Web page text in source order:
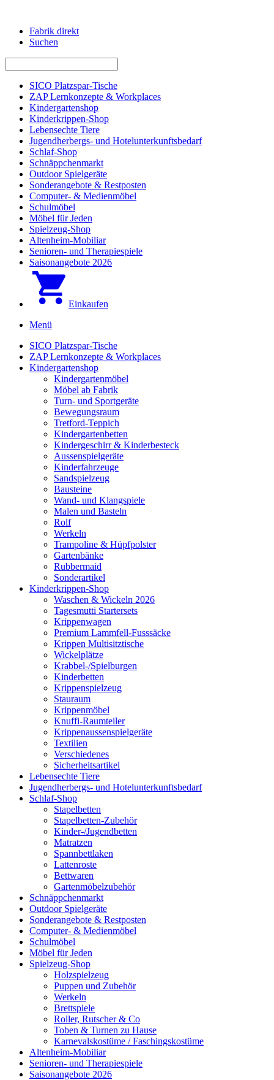
Fabrik direkt
Suchen
SICO Platzspar-Tische
ZAP Lernkonzepte & Workplaces
Kindergartenshop
Kinderkrippen-Shop
Lebensechte Tiere
Jugendherbergs- und Hotelunterkunftsbedarf
Schlaf-Shop
Schnäppchenmarkt
Outdoor Spielgeräte
Sonderangebote & Restposten
Computer- & Medienmöbel
Schulmöbel
Möbel für Jeden
Spielzeug-Shop
Altenheim-Mobiliar
Senioren- und Therapiespiele
Saisonangebote 2026
Einkaufen
Menü
SICO Platzspar-Tische
ZAP Lernkonzepte & Workplaces
Kindergartenshop
Kindergartenmöbel
Möbel ab Fabrik
Turn- und Sportgeräte
Bewegungsraum
Tretford-Teppich
Kindergartenbetten
Kindergeschirr & Kinderbesteck
Aussenspielgeräte
Kinderfahrzeuge
Sandspielzeug
Bausteine
Wand- und Klangspiele
Malen und Basteln
Rolf
Werkeln
Trampoline & Hüpfpolster
Gartenbänke
Rubbermaid
Sonderartikel
Kinderkrippen-Shop
Waschen & Wickeln 2026
Tagesmutti Startersets
Krippenwagen
Premium Lammfell-Fusssäcke
Krippen Multisitztische
Wickelplätze
Krabbel-/Spielburgen
Kinderbetten
Krippenspielzeug
Stauraum
Krippenmöbel
Knuffi-Raumteiler
Krippenaussenspielgeräte
Textilien
Verschiedenes
Sicherheitsartikel
Lebensechte Tiere
Jugendherbergs- und Hotelunterkunftsbedarf
Schlaf-Shop
Stapelbetten
Stapelbetten-Zubehör
Kinder-/Jugendbetten
Matratzen
Spannbettlaken
Lattenroste
Bettwaren
Gartenmöbelzubehör
Schnäppchenmarkt
Outdoor Spielgeräte
Sonderangebote & Restposten
Computer- & Medienmöbel
Schulmöbel
Möbel für Jeden
Spielzeug-Shop
Holzspielzeug
Puppen und Zubehör
Werkeln
Brettspiele
Roller, Rutscher & Co
Toben & Turnen zu Hause
Karnevalskostüme / Faschingskostüme
Altenheim-Mobiliar
Senioren- und Therapiespiele
Saisonangebote 2026